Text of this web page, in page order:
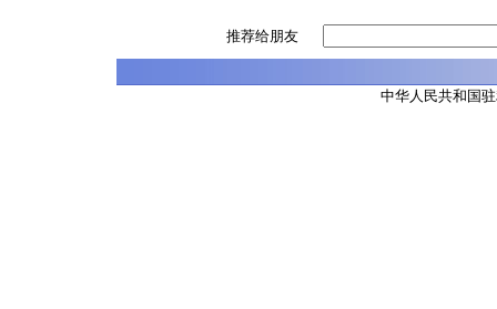
推荐给朋友
中华人民共和国